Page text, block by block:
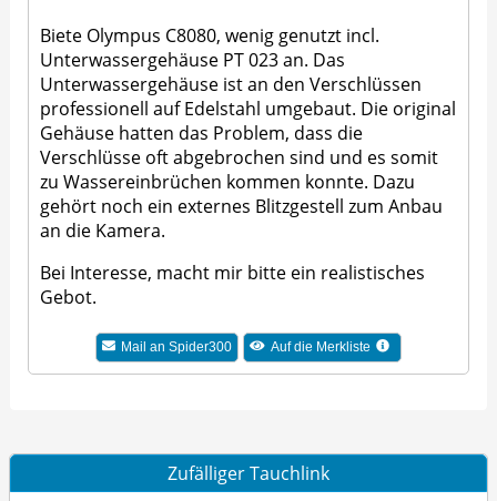
Biete Olympus C8080, wenig genutzt incl.
Unterwassergehäuse PT 023 an. Das
Unterwassergehäuse ist an den Verschlüssen
professionell auf Edelstahl umgebaut. Die original
Gehäuse hatten das Problem, dass die
Verschlüsse oft abgebrochen sind und es somit
zu Wassereinbrüchen kommen konnte. Dazu
gehört noch ein externes Blitzgestell zum Anbau
an die Kamera.
Bei Interesse, macht mir bitte ein realistisches
Gebot.
Mail an Spider300 Auf die Merkliste
Zufälliger Tauchlink